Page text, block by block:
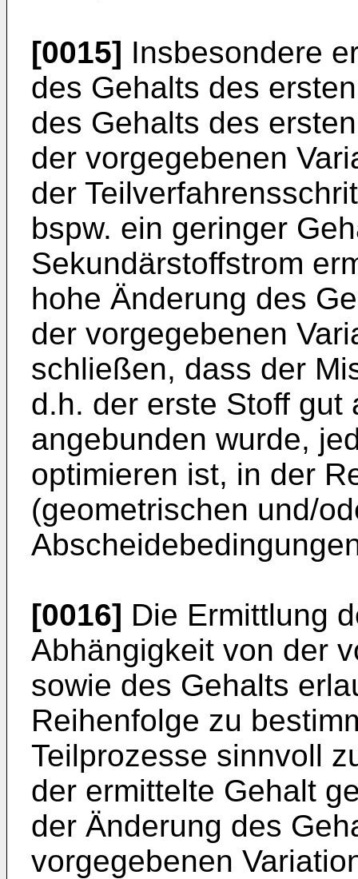
[0015] Insbesondere
des Gehalts des
des Gehalts des
der vorgegebenen
der
bspw. ein geringer
Sekundärstoffstrom
hohe Änderung des
der vorgegebenen
schließen, dass der
d.h. der erste Stoff gut
angebunden wurde,
optimieren ist, in der
(geometrischen und/
[0016] Die Ermittlung
Abhängigkeit von der
sowie des Gehalts
Reihenfolge zu
Teilprozesse sinnvoll
der ermittelte Gehalt
der Änderung des
vorgegebenen